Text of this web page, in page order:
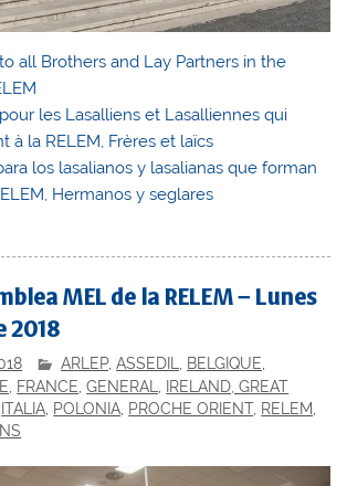
all Brothers and Lay Partners in the
les Lasalliens et Lasalliennes qui
à la RELEM, Frères et laïcs
los lasalianos y lasalianas que forman
Hermanos y seglares
MEL de la RELEM – Lunes
2018
ARLEP,ASSEDIL BELGIQUE
, FRANCE,GENERAL,
IRELAND, GREAT
ITALIA, POLONIA, PROCHE ORIENT, RELEM,